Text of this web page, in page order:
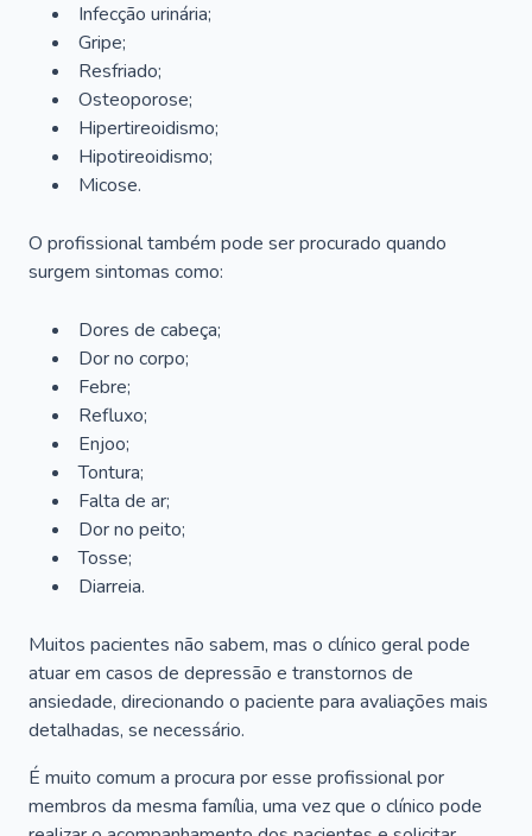
Infecção urinária;
Gripe;
Resfriado;
Osteoporose;
Hipertireoidismo;
Hipotireoidismo;
Micose.
O profissional também pode ser procurado quando
surgem sintomas como:
Dores de cabeça;
Dor no corpo;
Febre;
Refluxo;
Enjoo;
Tontura;
Falta de ar;
Dor no peito;
Tosse;
Diarreia.
Muitos pacientes não sabem, mas o clínico geral pode
atuar em casos de depressão e transtornos de
ansiedade, direcionando o paciente para avaliações mais
detalhadas, se necessário.
É muito comum a procura por esse profissional por
membros da mesma família, uma vez que o clínico pode